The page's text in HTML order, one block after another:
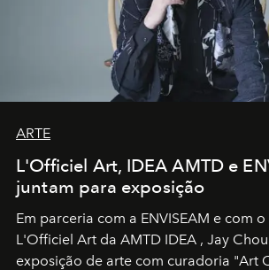
ARTE
L'Officiel Art, IDEA AMTD e
juntam para exposição
Em parceria com a ENVISEAM e com
L'Officiel Art da AMTD IDEA , Jay Chou
exposição de arte com curadoria "Art